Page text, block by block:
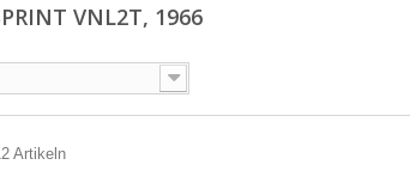
VNL2T, 1966
Artikeln